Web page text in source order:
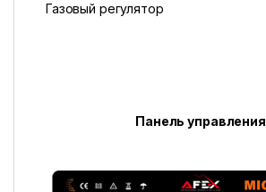
Газовый регулятор
Панель управления